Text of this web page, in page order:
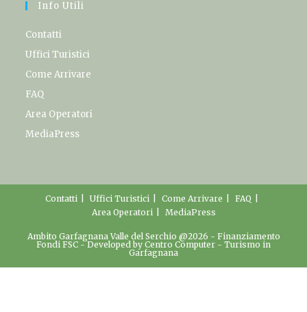
Info Utili
Contatti
Uffici Turistici
Come Arrivare
FAQ
Area Operatori
MediaPress
Contatti Uffici Turistici Come Arrivare
FAQ
Area Operatori
MediaPress
Ambito Garfagnana Valle del Serchio @2026 - Finanziamento
Fondi FSC - Developed by Centro Computer - Turismo in
Garfagnana